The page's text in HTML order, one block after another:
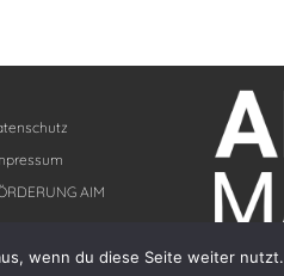
AIM
wenn du diese Seite weiter nutzt.